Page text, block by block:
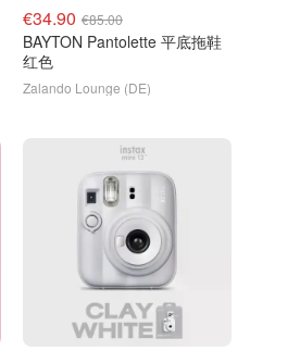
€34.90 €85.00
BAYTON Pantolette 平底拖鞋
红色
Zalando Lounge (DE)